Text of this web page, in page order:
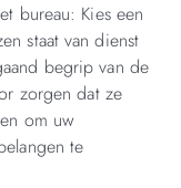
bureau: Kies een
staat van dienst
begrip van de
zorgen dat ze
om uw
te